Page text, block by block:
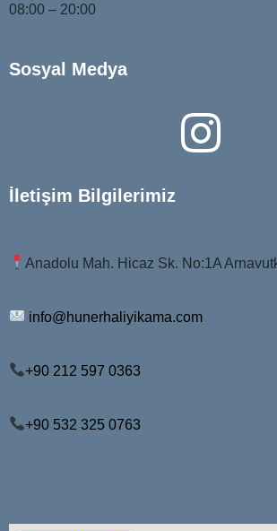
08:00 – 20:00
Sosyal Medya
İletişim Bilgilerimiz
Anadolu Mah. Hicaz Sk. No:1A
info@hunerhaliyikama.com
+90 212 597 0363
+90 532 325 0763